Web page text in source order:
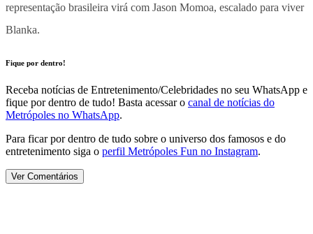
representação brasileira virá com Jason Momoa, escalado para viver
Blanka.
Fique por dentro!
Receba notícias de Entretenimento/Celebridades no seu WhatsApp e
fique por dentro de tudo! Basta acessar o canal de notícias do
Metrópoles no WhatsApp.
Para ficar por dentro de tudo sobre o universo dos famosos e do
entretenimento siga o perfil Metrópoles Fun no Instagram.
Ver Comentários